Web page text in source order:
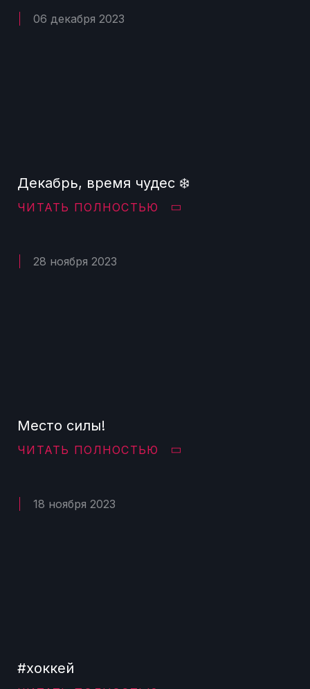
06 декабря 2023
Декабрь, время чудес ❄️
ЧИТАТЬ ПОЛНОСТЬЮ
28 ноября 2023
Место силы!
ЧИТАТЬ ПОЛНОСТЬЮ
18 ноября 2023
#хоккей